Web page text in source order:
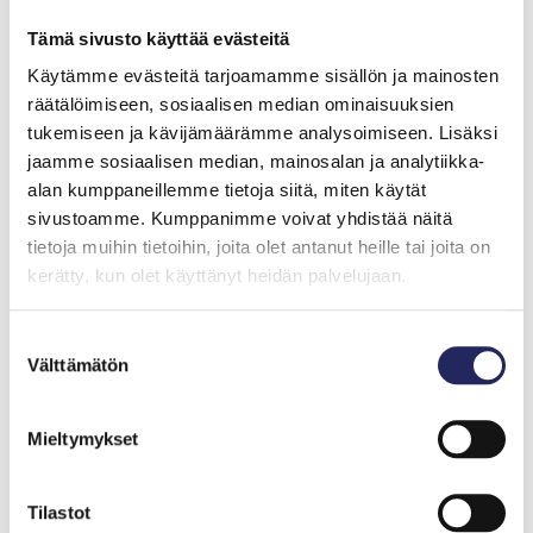
Tämä sivusto käyttää evästeitä
Käytämme evästeitä tarjoamamme sisällön ja mainosten
räätälöimiseen, sosiaalisen median ominaisuuksien
tukemiseen ja kävijämäärämme analysoimiseen. Lisäksi
jaamme sosiaalisen median, mainosalan ja analytiikka-
alan kumppaneillemme tietoja siitä, miten käytät
sivustoamme. Kumppanimme voivat yhdistää näitä
tietoja muihin tietoihin, joita olet antanut heille tai joita on
kerätty, kun olet käyttänyt heidän palvelujaan.
valinta
Välttämätön
Mieltymykset
Tilastot
jopa kokonaan.
Itämeren virkistysarvo on merkittävä: Itämeren
suojelukomissio HELCOMin mukaan jo nyt Itämeren
heikon tilan myötä menetetään vuosittain miljardien
turismi- ja virkistystulot. Taloudellisia vaikutuksia voi
tulla myös meren tilan heijastumisesta ihmisten
Itämerta kutsutaan maailman tutkituimmaksi mereksi,
Lämpenevä vesi ruokkii rehevöitymistä ja kiihdyttää
Ravinteiden pääsyä Itämereen on hillittävä, keinoina